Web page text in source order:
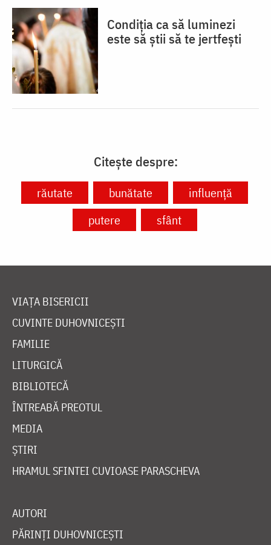
Condiția ca să luminezi
este să știi să te jertfești
Citește despre:
răutate bunătate
influenţă
putere
sfânt
VIAȚA BISERICII
CUVINTE DUHOVNICEȘTI
FAMILIE
LITURGICĂ
BIBLIOTECĂ
ÎNTREABĂ PREOTUL
MEDIA
ȘTIRI
HRAMUL SFINTEI CUVIOASE PARASCHEVA
AUTORI
PĂRINȚI DUHOVNICEȘTI